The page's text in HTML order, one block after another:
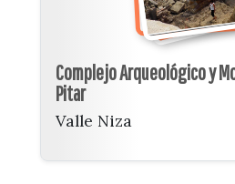
Complejo Arqueológico y
Pitar
Valle Niza